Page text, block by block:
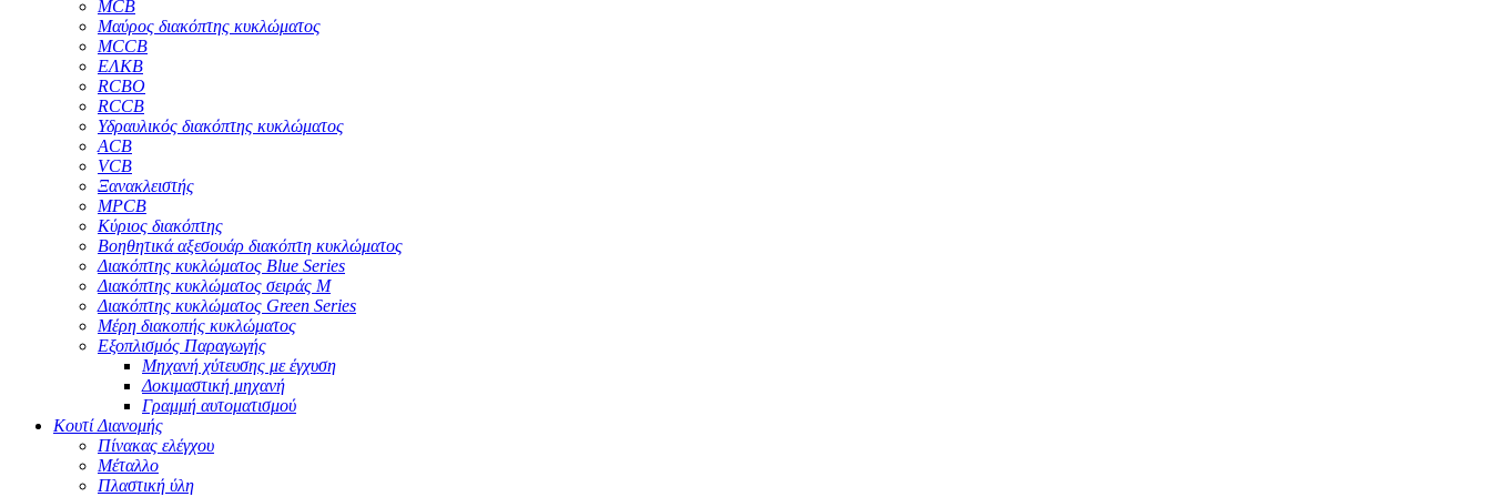
MCB
Μαύρος διακόπτης κυκλώματος
MCCB
ΕΛΚΒ
RCBO
RCCB
Υδραυλικός διακόπτης κυκλώματος
ACB
VCB
Ξανακλειστής
MPCB
Κύριος διακόπτης
Βοηθητικά αξεσουάρ διακόπτη κυκλώματος
Διακόπτης κυκλώματος Blue Series
Διακόπτης κυκλώματος σειράς M
Διακόπτης κυκλώματος Green Series
Μέρη διακοπής κυκλώματος
Εξοπλισμός Παραγωγής
Μηχανή χύτευσης με έγχυση
Δοκιμαστική μηχανή
Γραμμή αυτοματισμού
Κουτί Διανομής
Πίνακας ελέγχου
Μέταλλο
Πλαστική ύλη